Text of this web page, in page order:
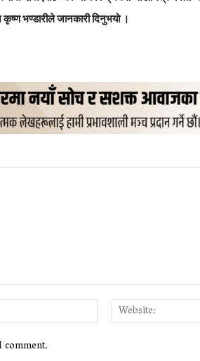
कृष्ण भण्डारीले जानकारी दिनुभयो ।
Email:*